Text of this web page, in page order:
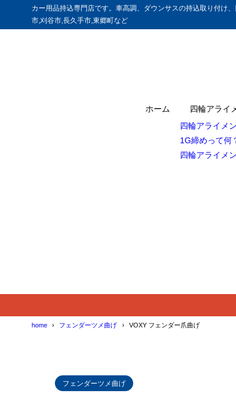
カー用品持込専門店です。車高調、ダウンサスの持込取り付け
市,刈谷市,長久手市,東郷町など
ホーム
四輪アライ
四輪アライメ
1G締めって何
四輪アライメ
home フェンダーツメ曲げ VOXY フェンダー爪曲げ
フェンダーツメ曲げ